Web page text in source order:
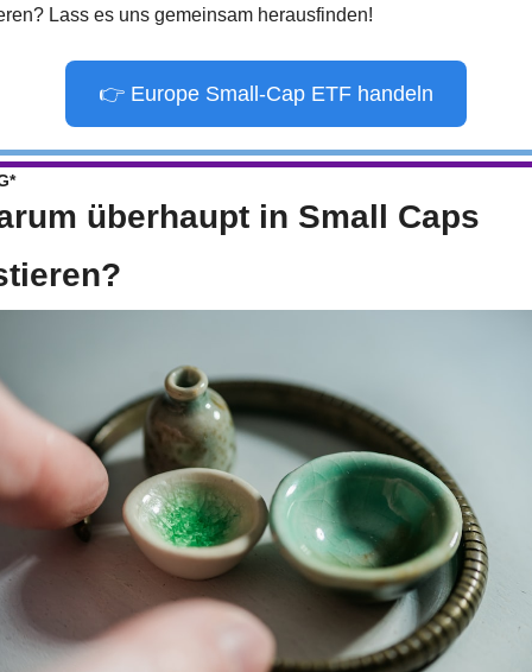
Lass es uns gemeinsam herausfinden!
👉 Europe Small-Cap ETF handeln
überhaupt in Small Caps